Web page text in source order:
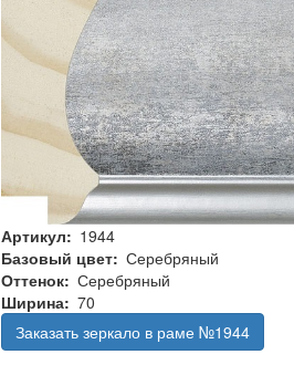
Артикул
1944
Базовый цвет
Серебряный
Оттенок
Серебряный
Ширина
70
Заказать зеркало в раме №1944